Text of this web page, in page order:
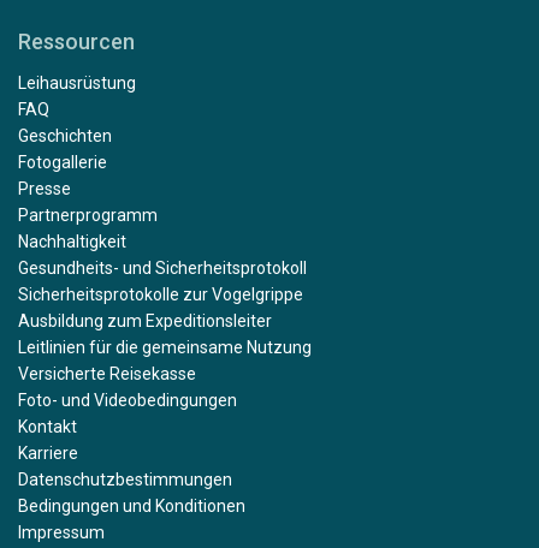
Ressourcen
Leihausrüstung
FAQ
Geschichten
Fotogallerie
Presse
Partnerprogramm
Nachhaltigkeit
Gesundheits- und Sicherheitsprotokoll
Sicherheitsprotokolle zur Vogelgrippe
Ausbildung zum Expeditionsleiter
Leitlinien für die gemeinsame Nutzung
Versicherte Reisekasse
Foto- und Videobedingungen
Kontakt
Karriere
Datenschutzbestimmungen
Bedingungen und Konditionen
Impressum